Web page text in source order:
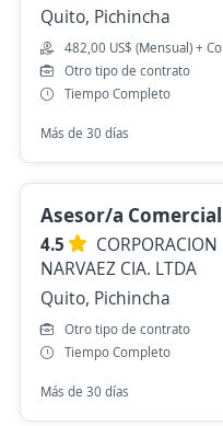
Quito, Pichincha
482,00 US$ (Mensual) +
Otro tipo de contrato
Tiempo Completo
Más de 30 días
Asesor/a Comercial
4.5
NARVAEZ CIA. LTDA
Quito, Pichincha
Otro tipo de contrato
Tiempo Completo
Más de 30 días